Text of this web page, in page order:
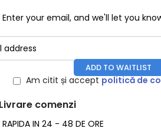
Enter your email, and we'll let you
ADD TO WAITLIST
Am citit și accept politică de
Livrare comenzi
RAPIDA IN 24 - 48 DE ORE